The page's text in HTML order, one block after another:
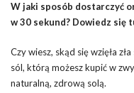
W jaki sposób dostarczyć
w 30 sekund? Dowiedz się
Czy wiesz, skąd się wzięła
sól, którą możesz kupić w
naturalną, zdrową solą.